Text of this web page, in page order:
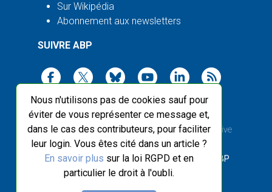
Nous n'utilisons pas de cookies sauf pour
éviter de vous représenter ce message et,
dans le cas des contributeurs, pour faciliter
leur login. Vous êtes cité dans un article ?
En savoir plus sur la loi RGPD et en
particulier le droit à l'oubli.
Sur Wikipédia
Abonnement aux newsletters
SUIVRE ABP
2003-2026 ©Agence Bretagne Presse, sauf Creative
Commons
Front-end design :Breizhek Studio , Back-end : ABP